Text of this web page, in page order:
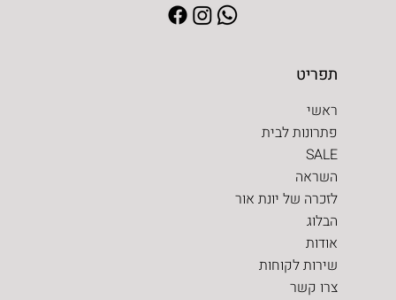
תפריט
ראשי
פתרונות לבית
SALE
השראה
לזכרה של יונת אור
הבלוג
אודות
שירות לקוחות
צרו קשר